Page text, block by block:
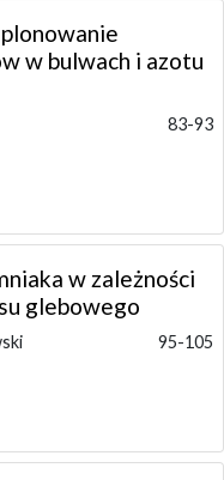
w bulwach i azotu
83-93
w zależności
glebowego
95-105